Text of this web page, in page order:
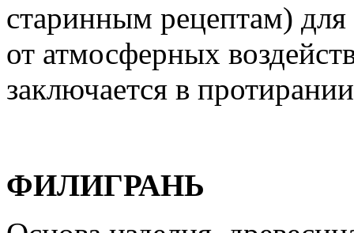
старинным рецептам)
от атмосферных
заключается в
ФИЛИГРАНЬ